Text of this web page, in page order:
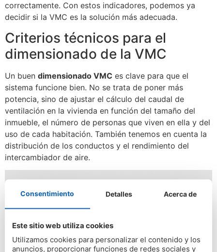
correctamente. Con estos indicadores, podemos ya
decidir si la VMC es la solución más adecuada.
Criterios técnicos para el
dimensionado de la VMC
Un buen dimensionado VMC es clave para que el
sistema funcione bien. No se trata de poner más
potencia, sino de ajustar el cálculo del caudal de
ventilación en la vivienda en función del tamaño del
inmueble, el número de personas que viven en ella y del
uso de cada habitación. También tenemos en cuenta la
distribución de los conductos y el rendimiento del
intercambiador de aire.
Consentimiento Detalles Acerca de
Este sitio web utiliza cookies
Utilizamos cookies para personalizar el contenido y los
anuncios, proporcionar funciones de redes sociales y